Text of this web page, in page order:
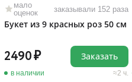
мало
оценок
заказывали 152 раза
Букет из 9 красных роз 50 см
2490
в наличии 2 ч.
Заказать